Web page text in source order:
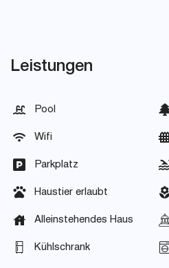
Leistungen
Pool
Wifi
Parkplatz
Haustier erlaubt
Alleinstehendes Haus
Kühlschrank